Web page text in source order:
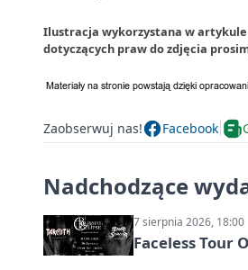
Ilustracja wykorzystana w artykule
dotyczących praw do zdjęcia
Zaobserwuj nas! Facebook
Nadchodzące
7 sierpnia 2026, 18:00
Faceless Tour